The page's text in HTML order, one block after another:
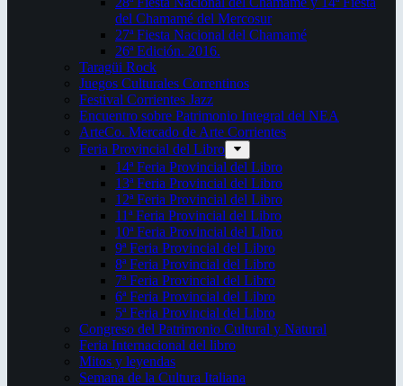
del Chamamé del Mercosur
27ª Fiesta Nacional del Chamamé
26ª Edición. 2016.
Taragüi Rock
Juegos Culturales Correntinos
Festival Corrientes Jazz
Encuentro sobre Patrimonio Integral del NEA
ArteCo. Mercado de Arte Corrientes
Feria Provincial del Libro
14ª Feria Provincial del Libro
13ª Feria Provincial del Libro
12ª Feria Provincial del Libro
11ª Feria Provincial del Libro
10ª Feria Provincial del Libro
9ª Feria Provincial del Libro
8ª Feria Provincial del Libro
7ª Feria Provincial del Libro
6ª Feria Provincial del Libro
5ª Feria Provincial del Libro
Congreso del Patrimonio Cultural y Natural
Feria Internacional del libro
Mitos y leyendas
Semana de la Cultura Italiana